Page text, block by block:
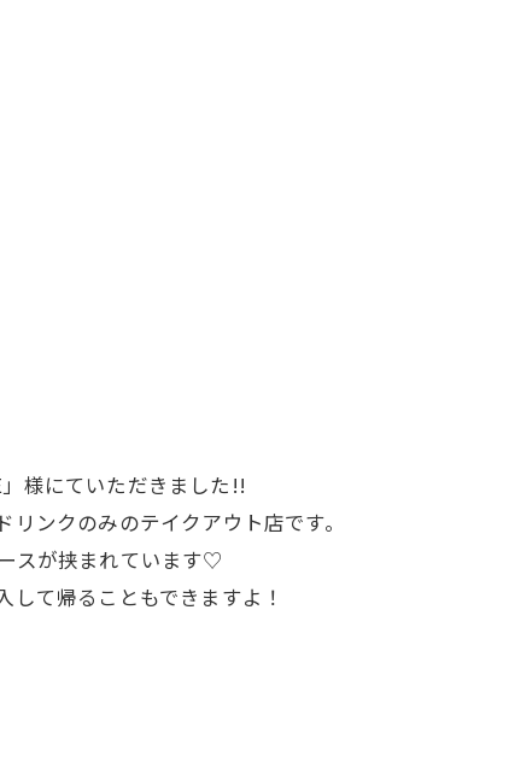
様にていただきました!!
ンクのみのテイクアウト店です。
スが挟まれています♡
て帰ることもできますよ！